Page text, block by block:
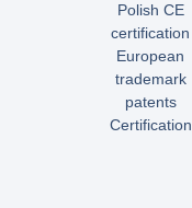
Polish CE
certification
European
trademark
patents
Certification